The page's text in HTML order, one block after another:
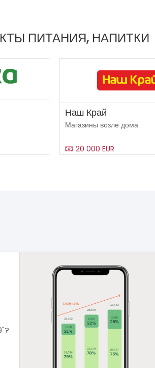
ПИТАНИЯ, НАПИТКИ
Наш Край
Магазины возле дома
20 000 EUR